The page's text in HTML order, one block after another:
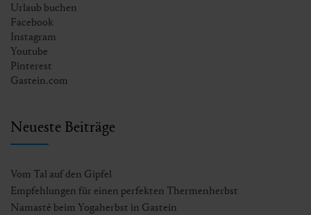
Urlaub buchen
Facebook
Instagram
Youtube
Pinterest
Gastein.com
Neueste Beiträge
Vom Tal auf den Gipfel
Empfehlungen für einen perfekten Thermenherbst
Namasté beim Yogaherbst in Gastein